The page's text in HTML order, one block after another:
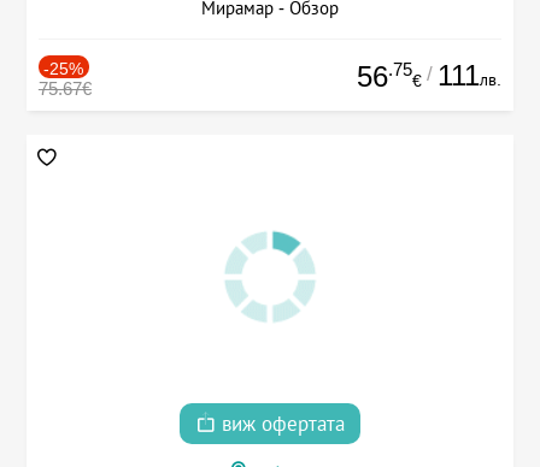
Мирамар - Обзор
-25%
75.67€ 56.75
€ / 111лв.
виж офертата